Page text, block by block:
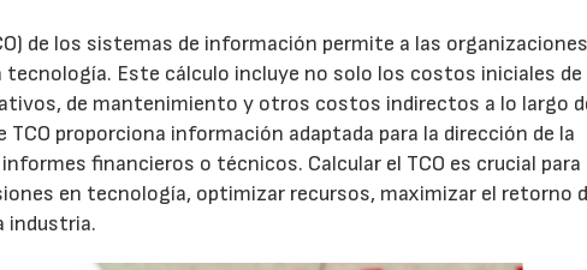
de los sistemas de información permite a las organizaciones
Este cálculo incluye no solo los costos iniciales de
de mantenimiento y otros costos indirectos a lo largo
proporciona información adaptada para la dirección de la
financieros o técnicos. Calcular el TCO es crucial para
en tecnología, optimizar recursos, maximizar el retorno
industria.